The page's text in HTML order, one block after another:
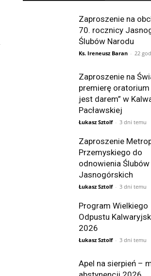
Zaproszenie na
70. rocznicy
Ślubów Narodu
Ks. Ireneusz Baran - 22
Zaproszenie na
premierę oratorium
jest darem” w
Pacławskiej
Łukasz Sztolf - 3 dni temu
Zaproszenie
Przemyskiego do
odnowienia Ślubów
Jasnogórskich
Łukasz Sztolf - 3 dni temu
Program Wielkiego
Odpustu
2026
Łukasz Sztolf - 3 dni temu
Apel na sierpień –